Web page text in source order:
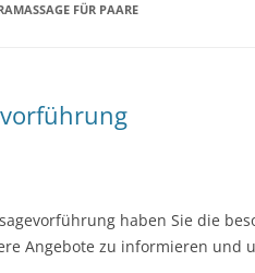
TANTRA LERNEN
FÜR PAARE
haben Sie die
Angebote zu informieren und